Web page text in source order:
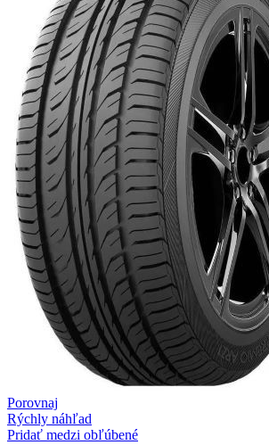
Porovnaj
Rýchly náhľad
Pridať medzi obľúbené